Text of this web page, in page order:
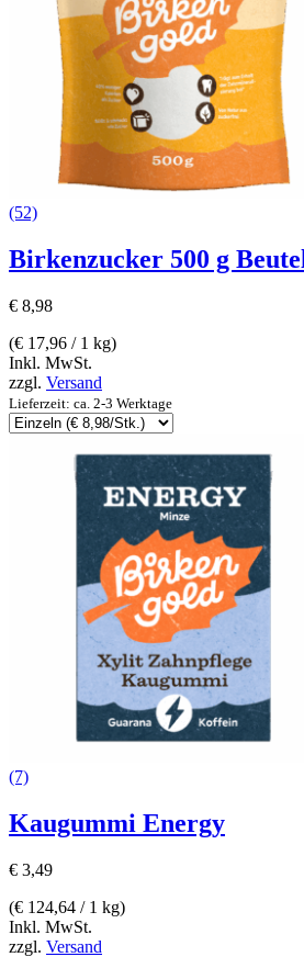
(52)
Birkenzucker 500 g Beutel
€ 8,98
(€ 17,96 / 1 kg)
Inkl. MwSt.
zzgl. Versand
Lieferzeit: ca. 2-3 Werktage
(7)
Kaugummi Energy
€ 3,49
(€ 124,64 / 1 kg)
Inkl. MwSt.
zzgl. Versand